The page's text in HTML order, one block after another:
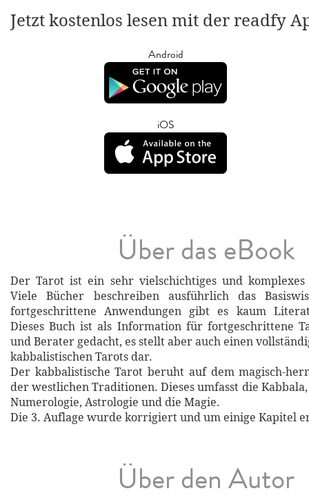
Jetzt kostenlos lesen mit der readfy
Android
iOS
Über das eBook
Der Tarot ist ein sehr vielschichtiges und komplexes
Viele Bücher beschreiben ausführlich das
fortgeschrittene Anwendungen gibt es kaum
Dieses Buch ist als Information für fortgeschrittene
und Berater gedacht, es stellt aber auch einen
kabbalistischen Tarots dar.
Der kabbalistische Tarot beruht auf dem magisch-
der westlichen Traditionen. Dieses umfasst die
Numerologie, Astrologie und die Magie.
Die 3. Auflage wurde korrigiert und um einige Kapitel
Über den Autor